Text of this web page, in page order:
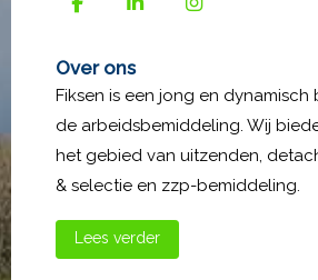
Over ons
Fiksen is een jong en dynamisch
de arbeidsbemiddeling. Wij
het gebied van uitzenden,
& selectie en zzp-bemiddeling.
Lees verder